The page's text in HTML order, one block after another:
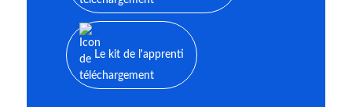
Le kit de l'apprenti